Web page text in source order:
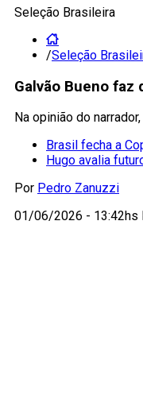
Seleção Brasileira
/Seleção
Galvão Bueno faz
Na opinião do
Brasil fecha a
Hugo avalia
Por Pedro Zanuzzi
01/06/2026 - 13:42hs